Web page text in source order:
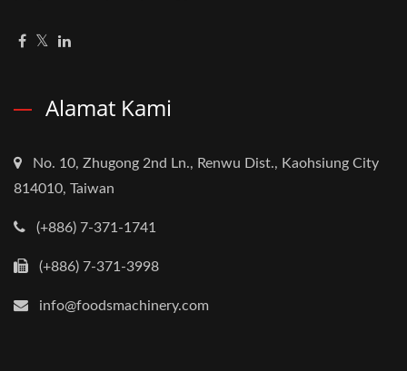
Alamat Kami
No. 10, Zhugong 2nd Ln., Renwu Dist., Kaohsiung City
814010, Taiwan
(+886) 7-371-1741
(+886) 7-371-3998
info@foodsmachinery.com